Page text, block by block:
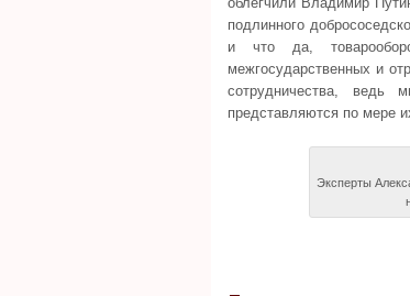
подлинного
и что да,
межгосударственных и
сотрудничества, ведь
представляются по мере
Эксперты